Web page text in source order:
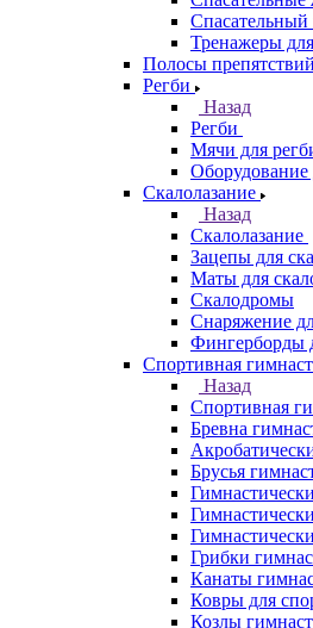
Спасательный
Тренажеры
Полосы препятствий
Регби
Назад
Регби
Мячи для
Оборудование
Скалолазание
Назад
Скалолазание
Зацепы для
Маты для
Скалодромы
Снаряжение
Фингерборды
Спортивная
Назад
Спортивная
Бревна
Брусья
Грибки
Канаты
Ковры для
Козлы